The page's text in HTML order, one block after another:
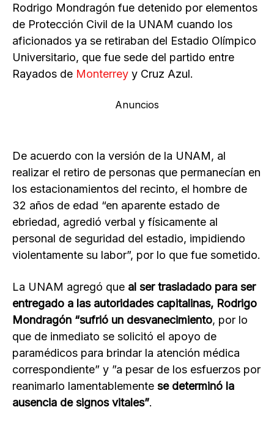
Rodrigo Mondragón fue detenido por elementos
de Protección Civil de la UNAM cuando los
aficionados ya se retiraban del Estadio Olímpico
Universitario, que fue sede del partido entre
Rayados de Monterrey y Cruz Azul.
Anuncios
De acuerdo con la versión de la UNAM, al
realizar el retiro de personas que permanecían en
los estacionamientos del recinto, el hombre de
32 años de edad “en aparente estado de
ebriedad, agredió verbal y físicamente al
personal de seguridad del estadio, impidiendo
violentamente su labor”, por lo que fue sometido.
La UNAM agregó que al ser trasladado para ser
entregado a las autoridades capitalinas, Rodrigo
Mondragón “sufrió un desvanecimiento, por lo
que de inmediato se solicitó el apoyo de
paramédicos para brindar la atención médica
correspondiente” y ”a pesar de los esfuerzos por
reanimarlo lamentablemente se determinó la
ausencia de signos vitales”.